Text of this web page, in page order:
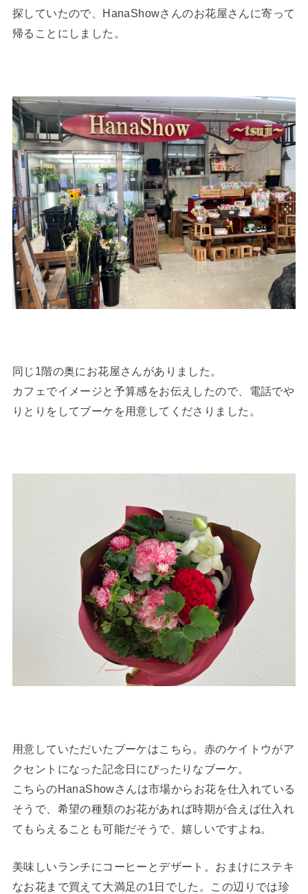
探していたので、HanaShowさんのお花屋さんに寄って
帰ることにしました。
同じ1階の奥にお花屋さんがありました。
カフェでイメージと予算感をお伝えしたので、電話でや
りとりをしてブーケを用意してくださりました。
用意していただいたブーケはこちら。赤のケイトウがア
クセントになった記念日にぴったりなブーケ。
こちらのHanaShowさんは市場からお花を仕入れている
そうで、希望の種類のお花があれば時期が合えば仕入れ
てもらえることも可能だそうで、嬉しいですよね。
美味しいランチにコーヒーとデザート。おまけにステキ
なお花まで買えて大満足の1日でした。この辺りでは珍